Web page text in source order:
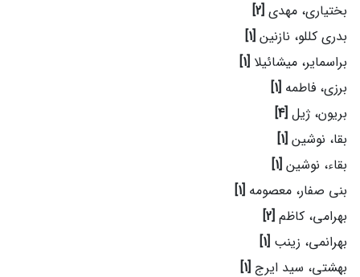
بختیاری، مهدی [2]
بدری کللو، نازنین [1]
براسمایر، میشائیلا [1]
برزی، فاطمه [1]
بریون، ژیل [4]
بقا، نوشین [1]
بقاء، نوشین [1]
بنی صفار، معصومه [1]
بهرامی، کاظم [2]
بهرانمی، زینب [1]
بهشتی، سید ایرج [1]